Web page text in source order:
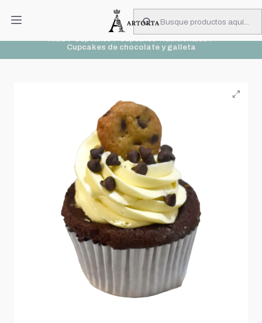
PIDA CON MUCHA ANTICIPACIÓN
Inicio Cupcakes
Cupcakes Tradicionales
Cupcakes de chocolate y galleta